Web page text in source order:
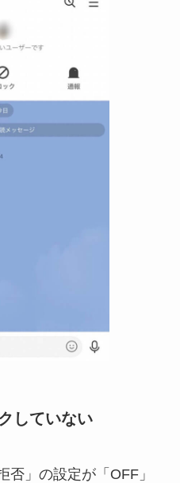
していない
否」の設定が「OFF」